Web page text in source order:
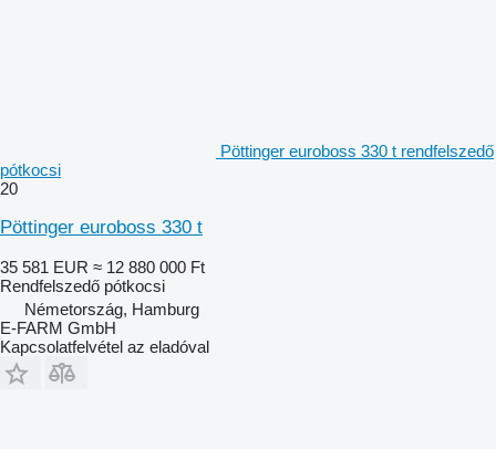
Pöttinger euroboss 330 t rendfelszedő
pótkocsi
20
Pöttinger euroboss 330 t
35 581 EUR ≈ 12 880 000 Ft
Rendfelszedő pótkocsi
Németország, Hamburg
E-FARM GmbH
Kapcsolatfelvétel az eladóval